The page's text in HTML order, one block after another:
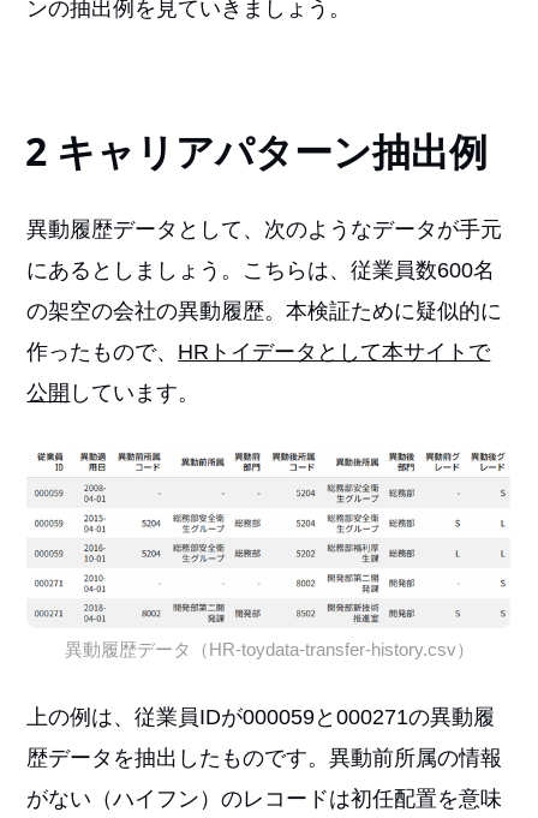
ンの抽出例を見ていきましょう。
2 キャリアパターン抽出例
異動履歴データとして、次のようなデータが手元
にあるとしましょう。こちらは、従業員数600名
の架空の会社の異動履歴。本検証ために疑似的に
作ったもので、 HRトイデータとして本サイトで
公開 しています。
異動履歴データ（HR-toydata-transfer-history.csv）
上の例は、従業員IDが000059と000271の異動履
歴データを抽出したものです。異動前所属の情報
がない（ハイフン）のレコードは初任配置を意味